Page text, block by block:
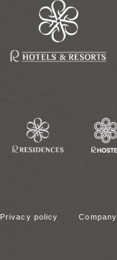
Privacy policy Company